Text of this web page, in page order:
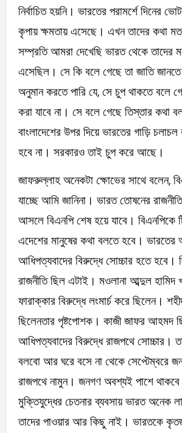
নির্বাচিত হয়নি। ভারতের পরামর্শে দিনের
কৃপায় ক্ষমতায় এসেছে। এখন তাদের কথা
সম্প্রতি আমরা দেখেছি ভারত থেকে তাদের
এসেছিল। সে কি বলে গেছে তা জাতি
অনুমান করতে পারি যে, সে চুপ থাকতে বলে
করা যাবে না। সে বলে গেছে তিস্তার কথা
বাংলাদেশের উপর দিয়ে ভারতের গাড়ি চলাচল
হবে না। সরকারও তাই চুপ করে আছে।
জাফরুল্লাহ অনেকটা ক্ষোভের সাথে বলেন,
যাচ্ছে আমি জানিনা। ভারত তোষনের
আসলে বিএনপি শেষ হয়ে যাবে। বিএনপিকে
এদেশের মানুষের কথা বলতে হবে।
আধিপত্যবাদের বিরুদ্ধে সোচ্চার হতে হবে।
রাজনীতি ছিল এটাই। মওলানা আব্দুল হামিদ
ফারাক্কার বিরুদ্ধে লংমার্চ করে ছিলেন।
ছিলেনতার পৃষ্টপোশক। কাজী জাফর আহমদ
আধিপত্যবাদের বিরুদ্ধে রাজপথে সোচ্চার।
বলবো আর ঘরে বসে না থেকে সেপ্টেম্বরে
রাজপথে নামুন। জনগণ অবশ্যই পাশে
মুক্তিযুদ্ধের চেতনার ব্যবসায় ভারত অনেক
তাদের পাওয়ার আর কিছু নাই। ভারতকে